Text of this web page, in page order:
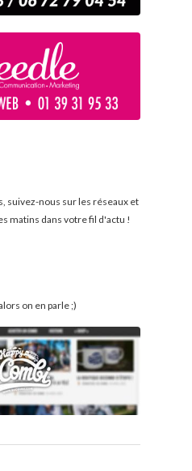
suivez-nous sur les réseaux et
matins dans votre fil d'actu !
on en parle ;)